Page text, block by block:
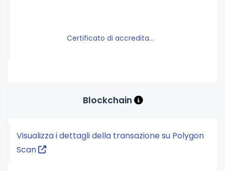
Certificato di accreditamento.pdf
Blockchain
Visualizza i dettagli della transazione su Polygon
Scan